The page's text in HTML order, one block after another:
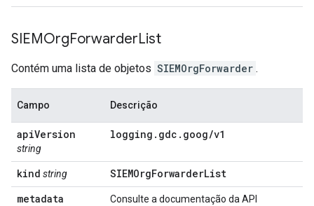
SIEMOrgForwarderList
Contém uma lista de objetos SIEMOrgForwarder .
Campo Descrição
apiVersion
string
logging . gdc . goog/v1
kind string SIEMOrgForwarderList
metadata
Consulte a documentação da API